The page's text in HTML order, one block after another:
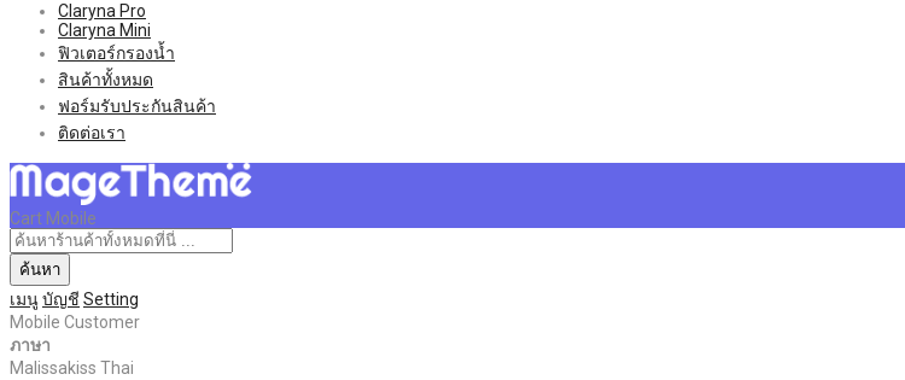
Claryna Pro
Claryna Mini
ฟิวเตอร์กรองน้ำ
สินค้าทั้งหมด
ฟอร์มรับประกันสินค้า
ติดต่อเรา
Cart Mobile
ค้นหา
เมนูบัญชี Setting
Mobile Customer
ภาษา
Malissakiss Thai